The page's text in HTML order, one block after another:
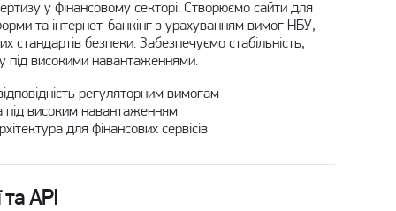
у фінансовому секторі. Створюємо сайти для
та інтернет-банкінг з урахуванням вимог НБУ,
стандартів безпеки. Забезпечуємо стабільність,
під високими навантаженнями.
регуляторним вимогам
під високим навантаженням
для фінансових сервісів
та API